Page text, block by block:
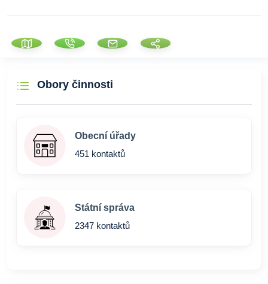
Obory činnosti
Obecní úřady
451 kontaktů
Státní správa
2347 kontaktů